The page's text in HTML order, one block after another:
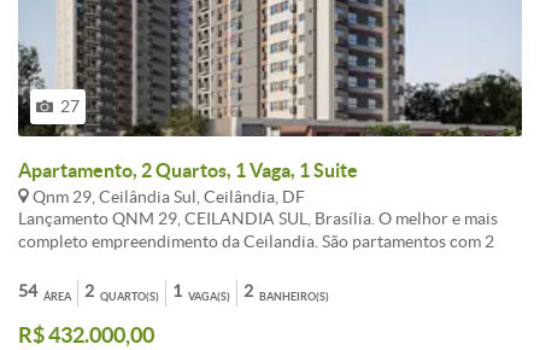
27
Apartamento, 2 Quartos, 1 Vaga, 1 Suite
Qnm 29, Ceilândia Sul, Ceilândia, DF
Lançamento QNM 29, CEILANDIA SUL, Brasília. O melhor e mais
completo empreendimento da Ceilandia. São partamentos com 2
parcelas mensais a partir de R$470,00* (sujeito a alteração sem
previo aviso). Tabela ZERO de lançamento. Agende visita, solicite
informações, venha garantir a sua unidade na TABELA ZERO de
ÁREA
54 QUARTO(S)
2 VAGA(S)
1 BANHEIRO(S)
2
R$ 432.000,00